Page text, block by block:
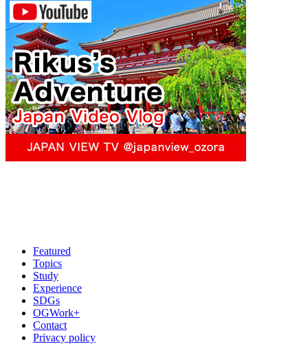
Featured
Topics
Study
Experience
SDGs
OGWork+
Contact
Privacy policy